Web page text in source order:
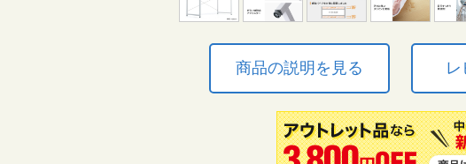
商品の説明を見る レ